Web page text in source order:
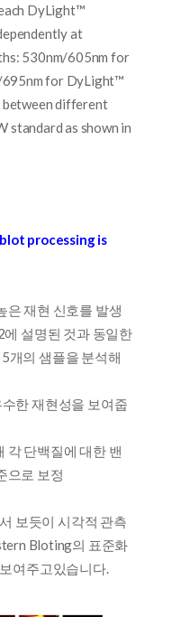
DyLight™
at
530nm/605nm for
for DyLight™
different
standard as shown in
processing is
은 재현 신호를 발생
설명된 것과 동일한
개의 샘플을 분석해
한 재현성을 보여줍
각 단백질에 대한 밴
으로 보정
보듯이 시각적 관측
Bloting의 표준화
여주고있습니다.